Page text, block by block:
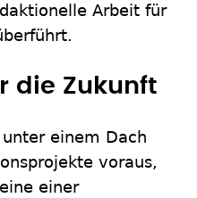
Arbeit für
die Zukunft
einem Dach
voraus,
einer